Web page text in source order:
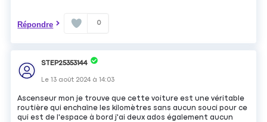
Répondre 0
STEP25353144
Le13 août 2024 à14:03
Ascenseur mon je trouve que cette voiture est une véritable
routière qui enchaîne les kilomètres sans aucun souci pour ce
qui est de l'espace à bord j'ai deux ados également aucun